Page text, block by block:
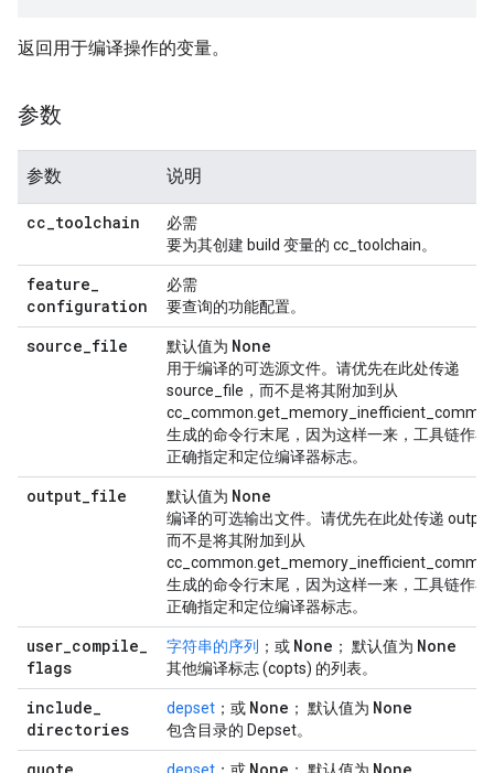
返回用于编译操作的变量。
参数
参数 说明
cc_toolchain
必需
要为其创建 build 变量的 cc_toolchain。
feature_
configuration
必需
要查询的功能配置。
source_file 默认值为 None
用于编译的可选源文件。请优先在此处传递
source_file，而不是将其附加到从
生成的命令行末尾，因为这样一来，工具链作
正确指定和定位编译器标志。
output_file 默认值为 None
编译的可选输出文件。请优先在此处传递
而不是将其附加到从
生成的命令行末尾，因为这样一来，工具链作
正确指定和定位编译器标志。
user_compile_
flags
字符串的序列 ；或 None ； 默认值为 None
其他编译标志 (copts) 的列表。
include_
directories
depset ；或 None ； 默认值为 None
包含目录的 Depset。